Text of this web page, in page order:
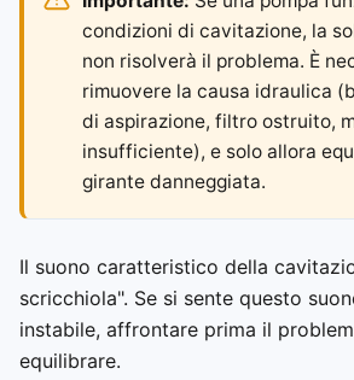
condizioni di cavitazione, la
non risolverà il problema. È
rimuovere la causa idraulica
di aspirazione, filtro ostruito,
insufficiente), e solo allora
girante danneggiata.
Il suono caratteristico della
scricchiola". Se si sente questo
instabile, affrontare prima il
equilibrare.